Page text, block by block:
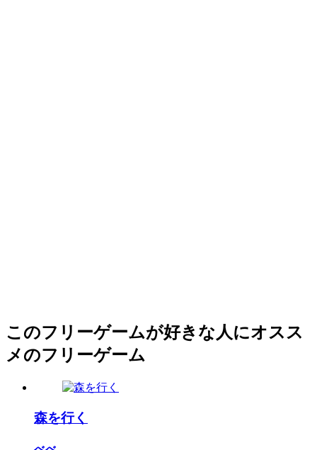
このフリーゲームが好きな人にオスス
メのフリーゲーム
森を行く